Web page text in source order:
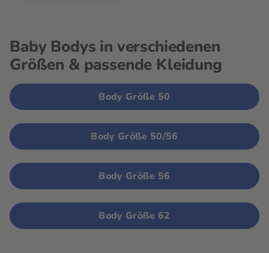
Baby Bodys in verschiedenen
Größen & passende Kleidung
Body Größe 50
Body Größe 50/56
Body Größe 56
Body Größe 62